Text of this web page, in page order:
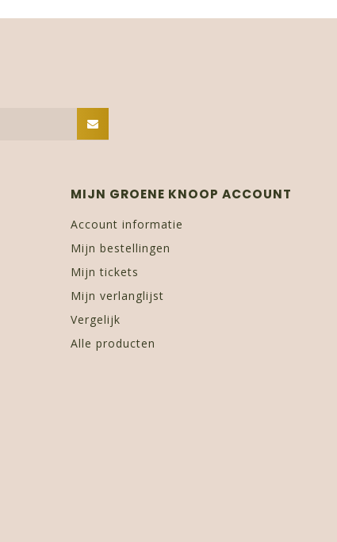
MIJN GROENE KNOOP ACCOUNT
Account informatie
Mijn bestellingen
Mijn tickets
Mijn verlanglijst
Vergelijk
Alle producten